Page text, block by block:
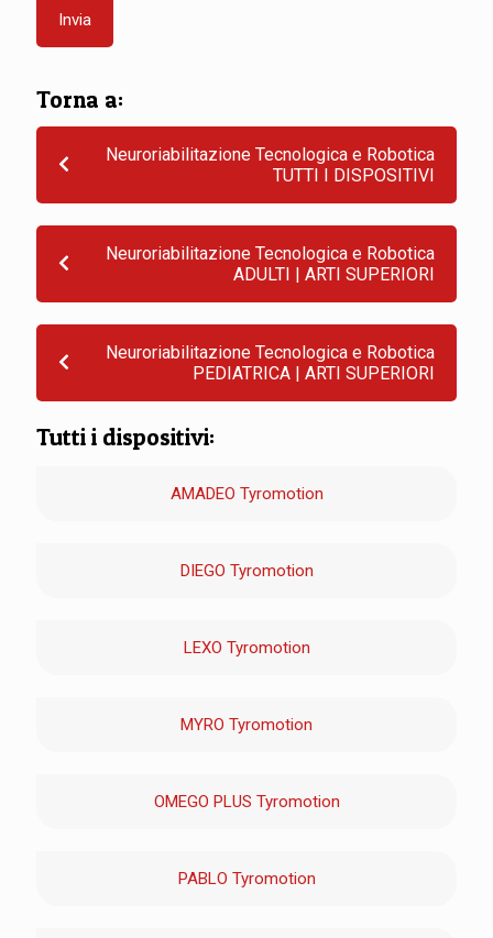
Torna a:
Neuroriabilitazione Tecnologica e Robotica
TUTTI I DISPOSITIVI
Neuroriabilitazione Tecnologica e Robotica
ADULTI | ARTI SUPERIORI
Neuroriabilitazione Tecnologica e Robotica
PEDIATRICA | ARTI SUPERIORI
Tutti i dispositivi:
AMADEO Tyromotion
DIEGO Tyromotion
LEXO Tyromotion
MYRO Tyromotion
OMEGO PLUS Tyromotion
PABLO Tyromotion